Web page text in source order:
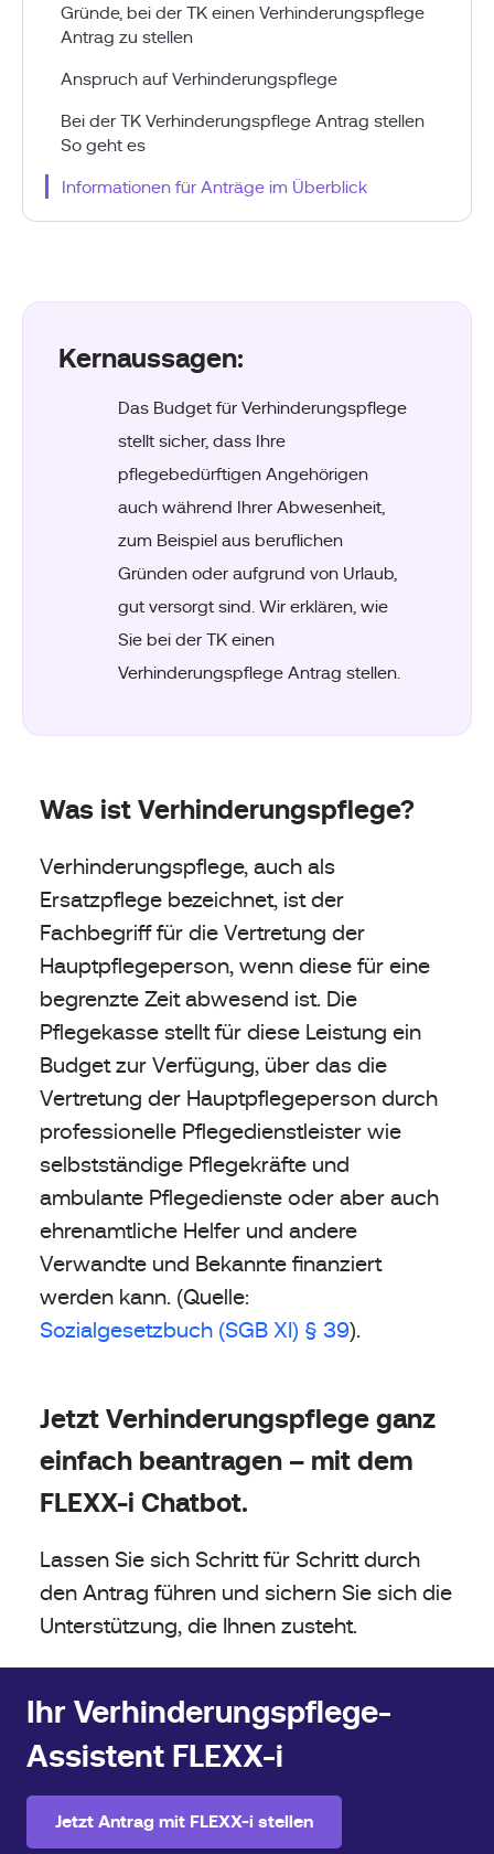
Kernaussagen:
Das Budget für Verhinderungspflege
stellt sicher, dass Ihre
pflegebedürftigen Angehörigen
auch während Ihrer Abwesenheit,
zum Beispiel aus beruflichen
Gründen oder aufgrund von Urlaub,
gut versorgt sind. Wir erklären, wie
Sie bei der TK einen
Verhinderungspflege Antrag stellen.
Was ist Verhinderungspflege?
Verhinderungspflege, auch als
Ersatzpflege bezeichnet, ist der
Fachbegriff für die Vertretung der
Hauptpflegeperson, wenn diese für eine
begrenzte Zeit abwesend ist. Die
Pflegekasse stellt für diese Leistung ein
Budget zur Verfügung, über das die
Vertretung der Hauptpflegeperson durch
professionelle Pflegedienstleister wie
selbstständige Pflegekräfte und
ambulante Pflegedienste oder aber auch
ehrenamtliche Helfer und andere
Verwandte und Bekannte finanziert
werden kann. (Quelle:
Sozialgesetzbuch (SGB XI) § 39).
Jetzt Verhinderungspflege ganz
einfach beantragen – mit dem
FLEXX-i Chatbot.
Lassen Sie sich Schritt für Schritt durch
den Antrag führen und sichern Sie sich die
Unterstützung, die Ihnen zusteht.
Ihr Verhinderungspflege-
Assistent FLEXX-i
Jetzt Antrag mit FLEXX-i stellen
Gründe, bei der TK einen Verhinderungspflege
Antrag zu stellen
Anspruch auf Verhinderungspflege
Bei der TK Verhinderungspflege Antrag stellen
So geht es
Informationen für Anträge im Überblick